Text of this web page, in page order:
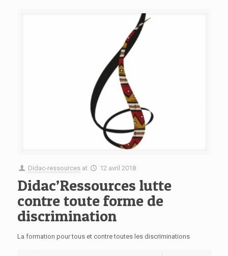
Didac-ressources at 12 avril 2018
Didac’Ressources lutte
contre toute forme de
discrimination
La formation pour tous et contre toutes les discriminations